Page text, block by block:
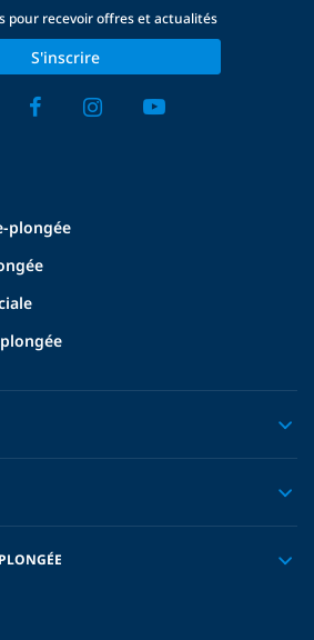
plongée
pour recevoir offres et actualités
S'inscrire